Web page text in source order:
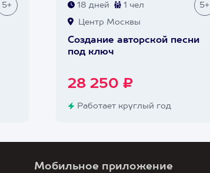
5+ 18 дней 1 чел 5+
Центр Москвы
Создание авторской песни
под ключ
28 250 ₽
Работает круглый год
Мобильное приложение